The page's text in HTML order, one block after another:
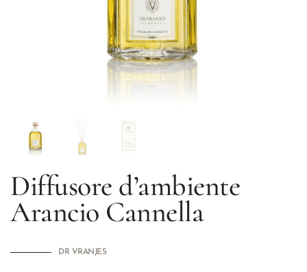
Diffusore d’ambiente
Arancio Cannella
DR VRANJES